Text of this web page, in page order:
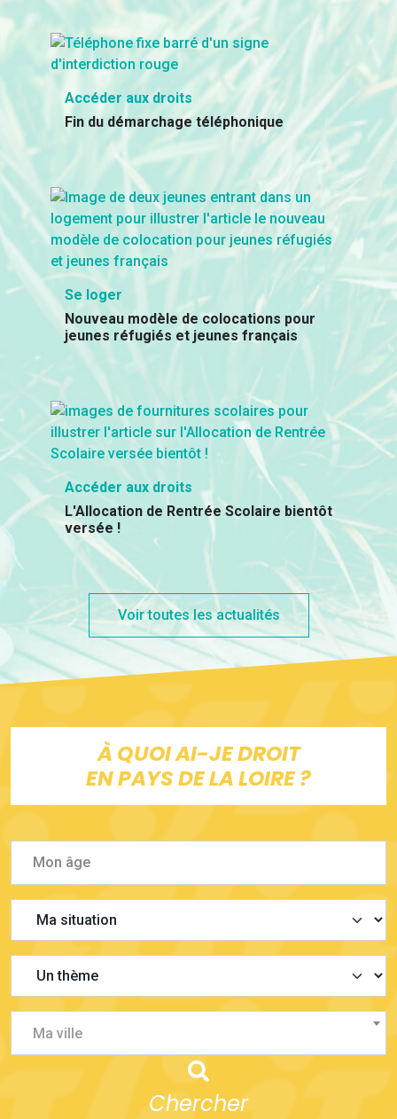
Accéder aux droits
Fin du démarchage téléphonique
Se loger
Nouveau modèle de colocations pour
jeunes réfugiés et jeunes français
Accéder aux droits
L'Allocation de Rentrée Scolaire bientôt
versée !
Voir toutes les actualités
À QUOI AI-JE DROIT
EN PAYS DE LA LOIRE ?
Ma ville
Chercher